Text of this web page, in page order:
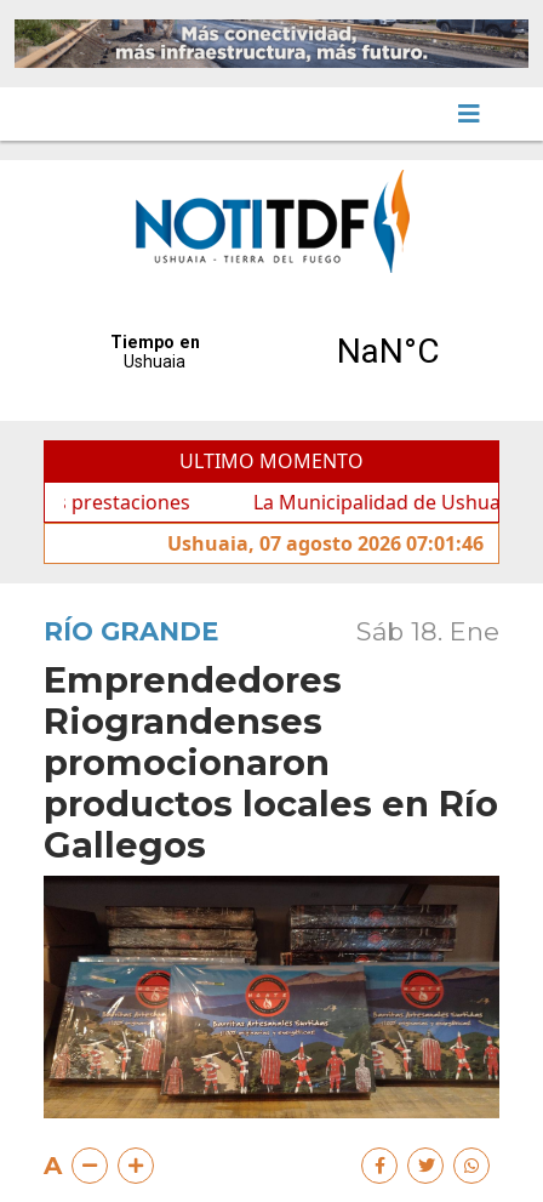
ULTIMO MOMENTO
La Municipalidad de Ushuaia continúa
Ushuaia, 07 agosto 2026 07:01:46
RÍO GRANDE Sáb 18. Ene
Emprendedores
Riograndenses
promocionaron
productos locales en Río
Gallegos
A